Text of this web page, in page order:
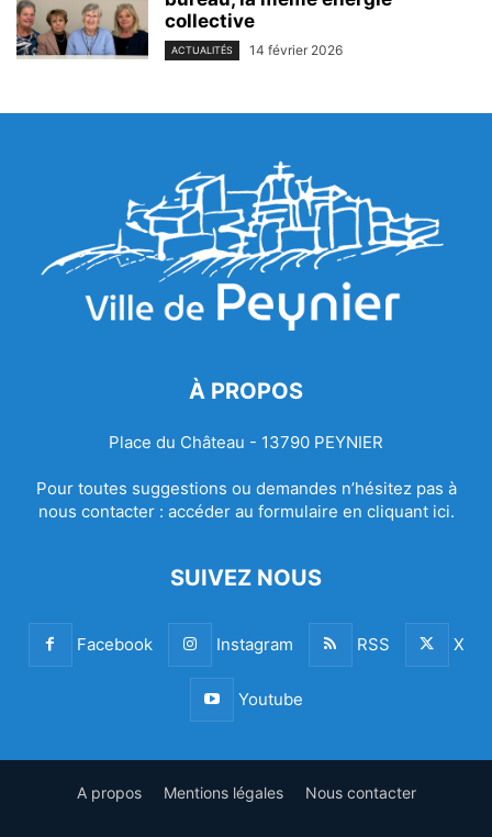
collective
ACTUALITÉS 14 février 2026
À PROPOS
Place du Château - 13790 PEYNIER
Pour toutes suggestions ou demandes n’hésitez pas à
nous contacter : accéder au formulaire en cliquant ici.
SUIVEZ NOUS
Facebook Instagram RSS X
Youtube
A propos Mentions légales Nous contacter